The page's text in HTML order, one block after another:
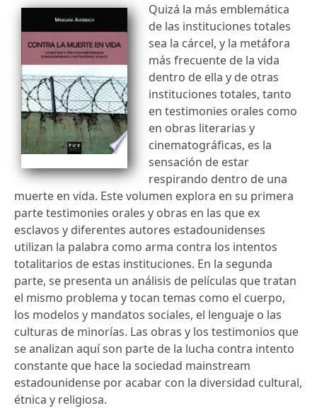
Quizá la más emblemática
de las instituciones totales
sea la cárcel, y la metáfora
más frecuente de la vida
dentro de ella y de otras
instituciones totales, tanto
en testimonies orales como
en obras literarias y
cinematográficas, es la
sensación de estar
respirando dentro de una
muerte en vida. Este volumen explora en su primera
parte testimonies orales y obras en las que ex
esclavos y diferentes autores estadounidenses
utilizan la palabra como arma contra los intentos
totalitarios de estas instituciones. En la segunda
parte, se presenta un análisis de películas que tratan
el mismo problema y tocan temas como el cuerpo,
los modelos y mandatos sociales, el lenguaje o las
culturas de minorías. Las obras y los testimonios que
se analizan aquí son parte de la lucha contra intento
constante que hace la sociedad mainstream
estadounidense por acabar con la diversidad cultural,
étnica y religiosa.